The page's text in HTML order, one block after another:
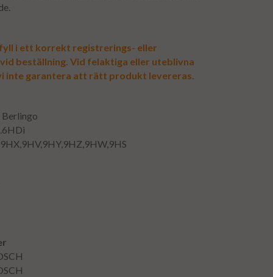
fyll i ett korrekt registrerings- eller
beställning. Vid felaktiga eller uteblivna
inte garantera att rätt produkt levereras.
Berlingo